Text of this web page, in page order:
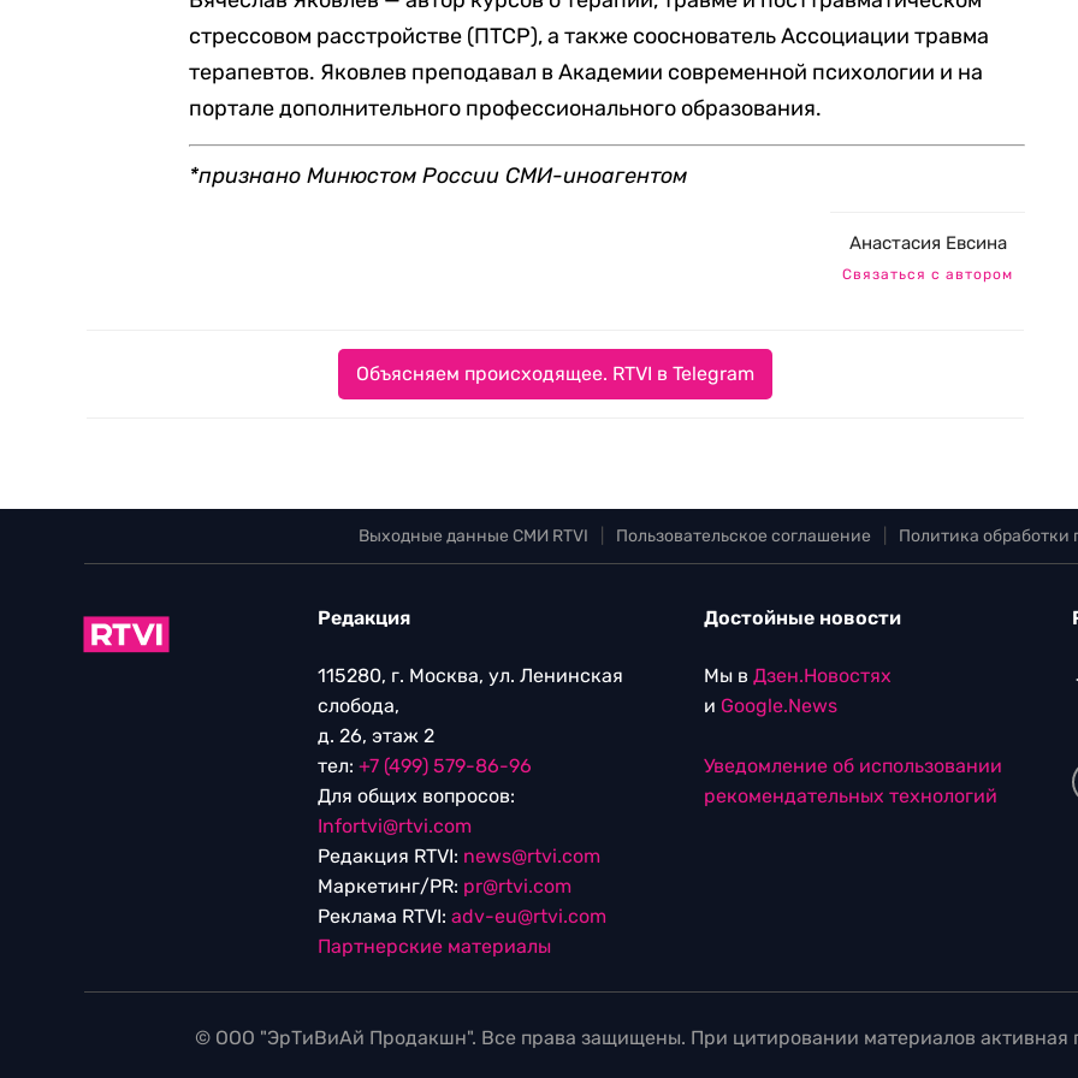
стрессовом расстройстве (ПТСР), а также сооснователь Ассоциации травма
терапевтов. Яковлев преподавал в Академии современной психологии и на
портале дополнительного профессионального образования.
*признано Минюстом России СМИ-иноагентом
Анастасия Евсина
Связаться с автором
Объясняем происходящее. RTVI в Telegram
Выходные данные СМИ RTVI Пользовательское соглашение Политика
Редакция
115280, г. Москва, ул. Ленинская
слобода,
д. 26, этаж 2
тел: +7 (499) 579-86-96
Для общих вопросов:
Infortvi@rtvi.com
Редакция RTVI: news@rtvi.com
Маркетинг/PR: pr@rtvi.com
Реклама RTVI: adv-eu@rtvi.com
Партнерские материалы
Достойные новости
Мы в Дзен.Новостях
и Google.News
Уведомление об использовании
рекомендательных технологий
© ООО "ЭрТиВиАй Продакшн". Все права защищены. При цитировании материалов активная